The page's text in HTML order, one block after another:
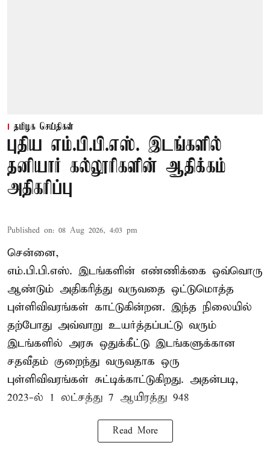
தமிழக செய்திகள்
புதிய எம்.பி.பி.எஸ். இடங்களில்
தனியார் கல்லூரிகளின் ஆதிக்கம்
அதிகரிப்பு
Published on: 08 Aug 2026, 4:03 pm
சென்னை,
எம்.பி.பி.எஸ். இடங்களின் எண்ணிக்கை ஒவ்வொரு
ஆண்டும் அதிகரித்து வருவதை ஒட்டுமொத்த
புள்ளிவிவரங்கள் காட்டுகின்றன. இந்த நிலையில்
தற்போது அவ்வாறு உயர்த்தப்பட்டு வரும்
இடங்களில் அரசு ஒதுக்கீட்டு இடங்களுக்கான
சதவீதம் குறைந்து வருவதாக ஒரு
புள்ளிவிவரங்கள் சுட்டிக்காட்டுகிறது. அதன்படி,
2023-ல் 1 லட்சத்து 7 ஆயிரத்து 948
Read More